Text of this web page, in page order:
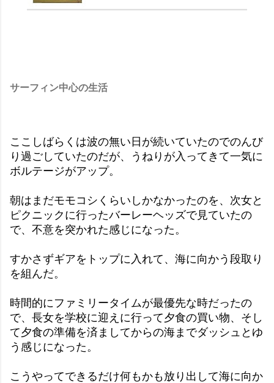
サーフィン中心の生活
ここしばらくは波の無い日が続いていたのでのんび
り過ごしていたのだが、うねりが入ってきて一気に
ボルテージがアップ。
朝はまだモモコシくらいしかなかったのを、次女と
ピクニックに行ったバーレーヘッズで見ていたの
で、不意を突かれた感じになった。
すかさずギアをトップに入れて、海に向かう段取り
を組んだ。
時間的にファミリータイムが最優先な時だったの
で、長女を学校に迎えに行って夕食の買い物、そし
て夕食の準備を済ましてからの海までダッシュとゆ
う感じになった。
こうやってできるだけ何もかも放り出して海に向か